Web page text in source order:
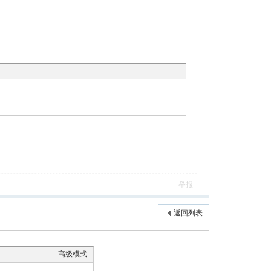
举报
返回列表
高级模式